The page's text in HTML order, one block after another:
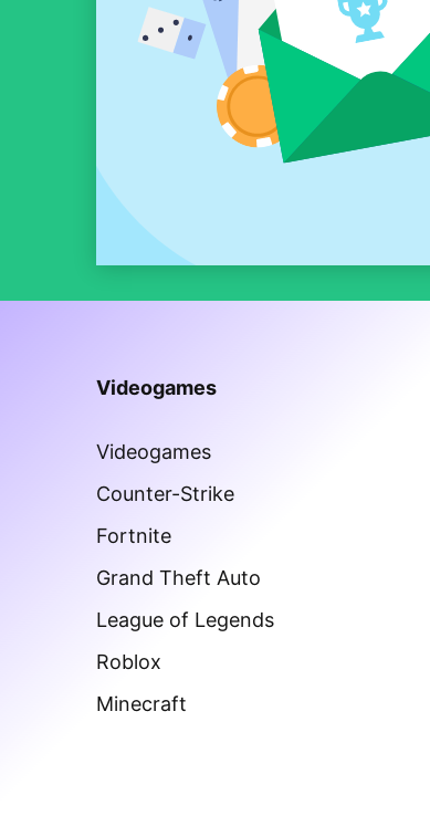
Videogames
Videogames
Counter-Strike
Fortnite
Grand Theft Auto
League of Legends
Roblox
Minecraft